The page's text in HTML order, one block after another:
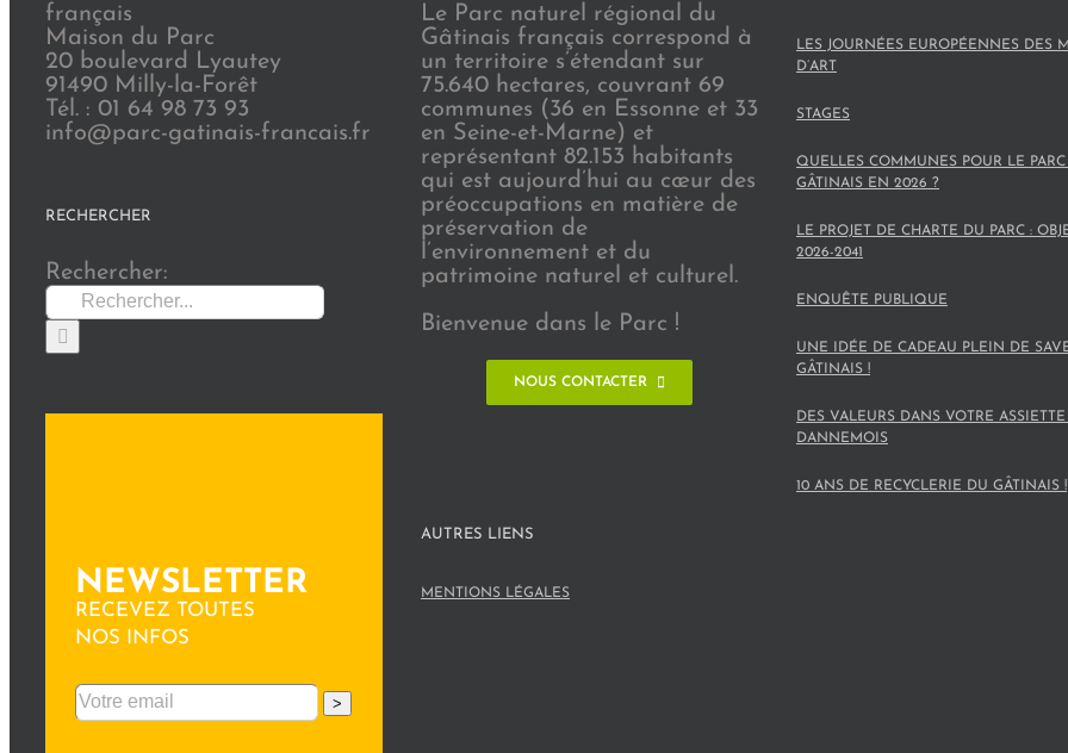
Maison du Parc
20 boulevard Lyautey
91490 Milly-la-Forêt
Tél. : 01 64 98 73 93
info@parc-gatinais-francais.fr
RECHERCHER
Rechercher:
NEWSLETTER
RECEVEZ TOUTES
NOS INFOS
>
Le Parc naturel régional du
Gâtinais français correspond à
un territoire s’étendant sur
75.640 hectares, couvrant 69
communes (36 en Essonne et 33
en Seine-et-Marne) et
représentant 82.153 habitants
qui est aujourd’hui au cœur des
préoccupations en matière de
préservation de
l’environnement et du
patrimoine naturel et culturel.
Bienvenue dans le Parc !
NOUS CONTACTER
LES JOURNÉES EUROPÉENNES DES
D’ART
STAGES
QUELLES COMMUNES POUR LE PARC
GÂTINAIS EN 2026 ?
LE PROJET DE CHARTE DU PARC :
2026-2041
ENQUÊTE PUBLIQUE
UNE IDÉE DE CADEAU PLEIN DE
GÂTINAIS !
DES VALEURS DANS VOTRE
DANNEMOIS
10 ANS DE RECYCLERIE DU GÂTINAIS !
AUTRES LIENS
MENTIONS LÉGALES